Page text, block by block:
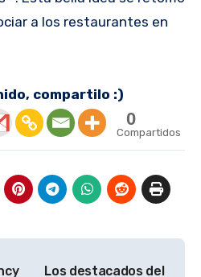
a los restaurantes en
compartilo :)
0
Compartidos
Los destacados del